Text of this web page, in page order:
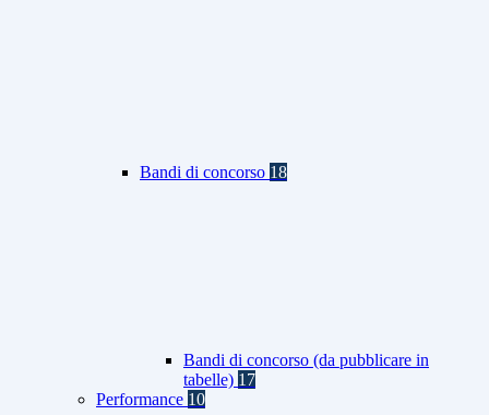
Bandi di concorso 18
Bandi di concorso (da pubblicare in
tabelle) 17
Performance 10